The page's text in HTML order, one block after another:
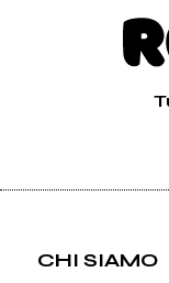
CHI SIAMO